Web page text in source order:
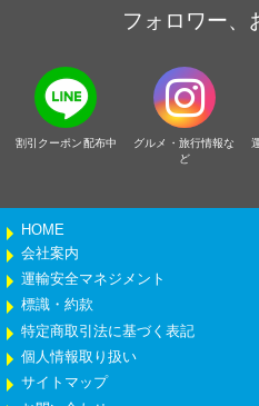
フォロワー、
割引クーポン配布中
グルメ・旅行情報な
ど
HOME
会社案内
運輸安全マネジメント
標識・約款
特定商取引法に基づく表記
個人情報取り扱い
サイトマップ